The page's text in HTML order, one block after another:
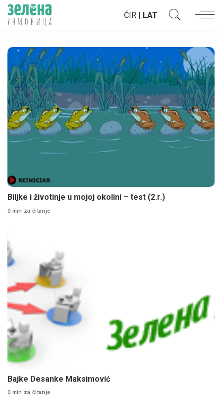
ĆIR | LAT
Biljke i životinje u mojoj okolini – test (2.r.)
0 min za čitanje
Bajke Desanke Maksimović
0 min za čitanje